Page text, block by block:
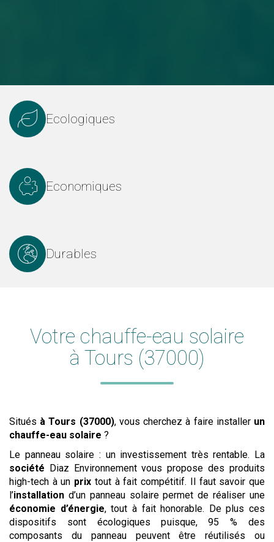
Ecologiques
Economiques
Durables
Votre chauffe-eau solaire
à Tours (37000)
Situés à Tours (37000), vous cherchez à faire installer un
chauffe-eau solaire ?
Le panneau solaire : un investissement très rentable. La
société Diaz Environnement vous propose des produits
high-tech à un prix tout à fait compétitif. Il faut savoir que
l’installation d’un panneau solaire permet de réaliser une
économie d’énergie, tout à fait honorable. De plus ces
dispositifs sont écologiques puisque, 95 % des
composants du panneau peuvent être réutilisés ou